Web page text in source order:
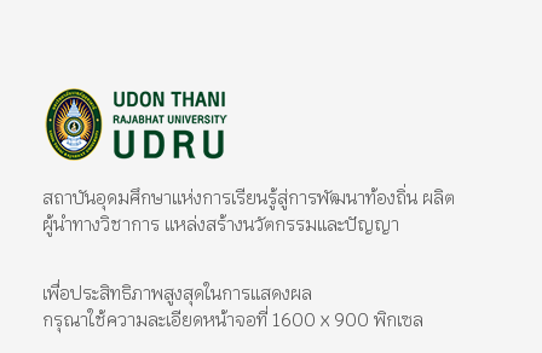
สถาบันอุดมศึกษาแห่งการเรียนรู้สู่การพัฒนาท้องถิ่น ผลิต
ผู้นำทางวิชาการ แหล่งสร้างนวัตกรรมและปัญญา
เพื่อประสิทธิภาพสูงสุดในการแสดงผล
กรุณาใช้ความละเอียดหน้าจอที่ 1600 x 900 พิกเซล